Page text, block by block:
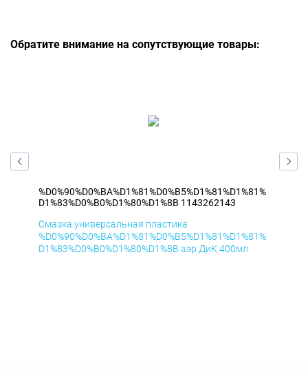
Обратите внимание на сопутствующие товары:
%D0%90%D0%BA%D1%81%D0%B5%D1%81%D1%81%
D1%83%D0%B0%D1%80%D1%8B 1143262143
Смазка универсальная пластика
%D0%90%D0%BA%D1%81%D0%B5%D1%81%D1%81%
D1%83%D0%B0%D1%80%D1%8B аэр ДиК 400мл